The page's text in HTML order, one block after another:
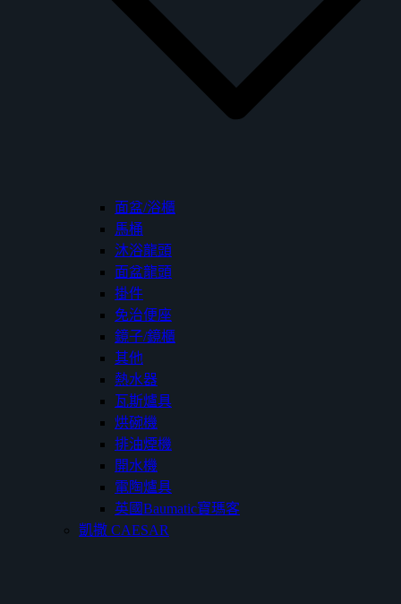
面盆/浴櫃
馬桶
沐浴龍頭
面盆龍頭
掛件
免治便座
鏡子/鏡櫃
其他
熱水器
瓦斯爐具
烘碗機
排油煙機
開水機
電陶爐具
英國Baumatic寶瑪客
凱撒 CAESAR